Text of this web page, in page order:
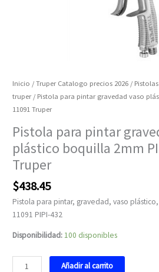
Inicio /Truper Catalogo precios 2026 /
truper / Pistola para pintar gravedad vaso
11091 Truper
Pistola para pintar
plástico boquilla 2mm
Truper
$438.45
Pistola para pintar, gravedad, vaso
11091 PIPI-432
Disponibilidad:100 disponibles
Añadir al carrito